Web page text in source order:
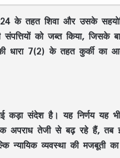
के तहत शिवा और उसके
को जब्त किया, जिसके
धारा 7(2) के तहत कुर्की का
कड़ा संदेश है। यह निर्णय यह भी
अपराध तेजी से बढ़ रहे हैं, तब
न्यायिक व्यवस्था की मजबूती